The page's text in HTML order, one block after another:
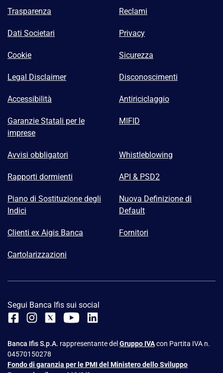
Trasparenza Reclami
Dati Societari Privacy
Cookie Sicurezza
Legal Disclaimer Disconoscimenti
Accessibilità Antiriciclaggio
Garanzie Statali per le
imprese
MIFID
Avvisi obbligatori Whistleblowing
Rapporti dormienti API & PSD2
Piano di Sostituzione degli
Indici
Nuova Definizione di
Default
Clienti ex Aigis Banca Fornitori
Cartolarizzazioni
Segui Banca Ifis sui social
Banca Ifis S.p.A. rappresentante del Gruppo IVAcon Partita IVA n.
04570150278
Fondo di garanzia per le PMI del Ministero dello Sviluppo